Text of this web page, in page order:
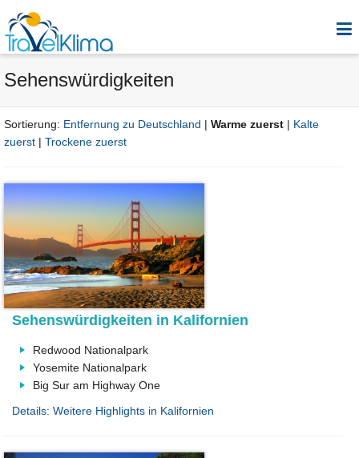
Sehenswürdigkeiten
Sortierung: Entfernung zu Deutschland | Warme zuerst | Kalte
zuerst | Trockene zuerst
Sehenswürdigkeiten in Kalifornien
Redwood Nationalpark
Yosemite Nationalpark
Big Sur am Highway One
Details: Weitere Highlights in Kalifornien